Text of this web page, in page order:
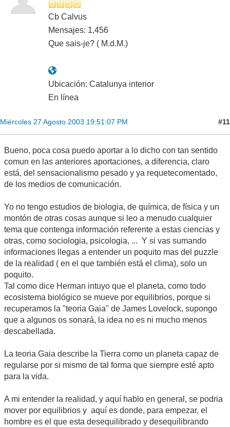
Cb Calvus
Mensajes: 1,456
Que sais-je? ( M.d.M.)
Ubicación: Catalunya interior
En línea
Miércoles 27 Agosto 2003 19:51:07 PM #11
Bueno, poca cosa puedo aportar a lo dicho con tan sentido
comun en las anteriores aportaciones, a diferencia, claro
está, del sensacionalismo pesado y ya requetecomentado,
de los medios de comunicación.
Yo no tengo estudios de biologia, de química, de física y un
montón de otras cosas aunque si leo a menudo cualquier
tema que contenga información referente a estas ciencias y
otras, como sociologia, psicologia, ... Y si vas sumando
informaciones llegas a entender un poquito mas del puzzle
de la realidad ( en el que también está el clima), solo un
poquito.
Tal como dice Herman intuyo que el planeta, como todo
ecosistema biológico se mueve por equilibrios, porque si
recuperamos la "teoria Gaia" de James Lovelock, supongo
que a algunos os sonará, la idea no es ni mucho menos
descabellada.
La teoria Gaia describe la Tierra como un planeta capaz de
regularse por si mismo de tal forma que siempre esté apto
para la vida.
A mi entender la realidad, y aquí hablo en general, se podria
mover por equilibrios y aquí es donde, para empezar, el
hombre es el que esta desequilibrado y desequilibrando